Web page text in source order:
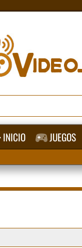
INICIO JUEGOS